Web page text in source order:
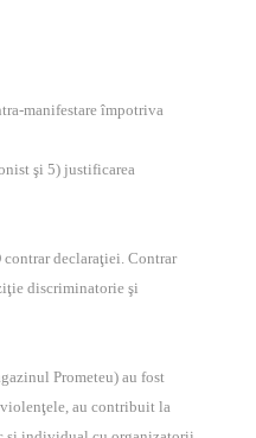
manifestare împotriva
şi 5) justificarea
declaraţiei. Contrar
discriminatorie şi
Prometeu) au fost
au contribuit la